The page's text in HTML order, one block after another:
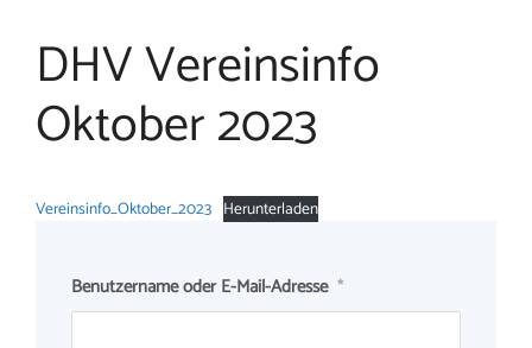
DHV Vereinsinfo
Oktober 2023
Vereinsinfo_Oktober_2023 Herunterladen
Benutzername oder E-Mail-Adresse *